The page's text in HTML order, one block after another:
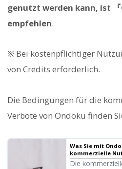
genutzt werden kann, ist
empfehlen.
※ Bei kostenpflichtiger
von Credits erforderlich.
Die Bedingungen für die
Verbote von Ondoku finden
Was Sie mit
kommerzielle
Nutzung) und
Die